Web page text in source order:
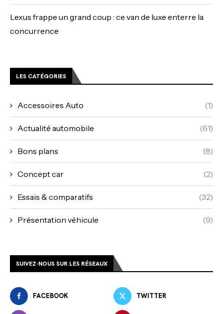
Lexus frappe un grand coup : ce van de luxe enterre la
concurrence
LES CATÉGORIES
Accessoires Auto (1)
Actualité automobile (61)
Bons plans (8)
Concept car (2)
Essais & comparatifs (32)
Présentation véhicule (9)
SUIVEZ-NOUS SUR LES RÉSEAUX
FACEBOOK TWITTER